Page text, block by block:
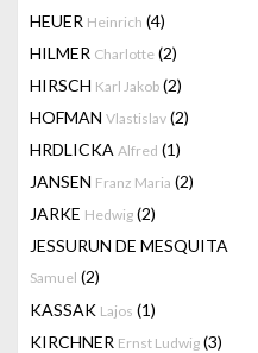
HEUER Heinrich (4)
HILMER Charlotte (2)
HIRSCH Karl Jakob (2)
HOFMAN Vlastislav (2)
HRDLICKA Alfred (1)
JANSEN Franz Maria (2)
JARKE Hedwig (2)
JESSURUN DE MESQUITA
Samuel (2)
KASSAK Lajos (1)
KIRCHNER Ernst Ludwig (3)